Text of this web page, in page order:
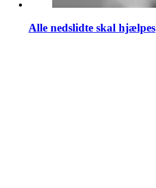
Alle nedslidte skal hjælpes